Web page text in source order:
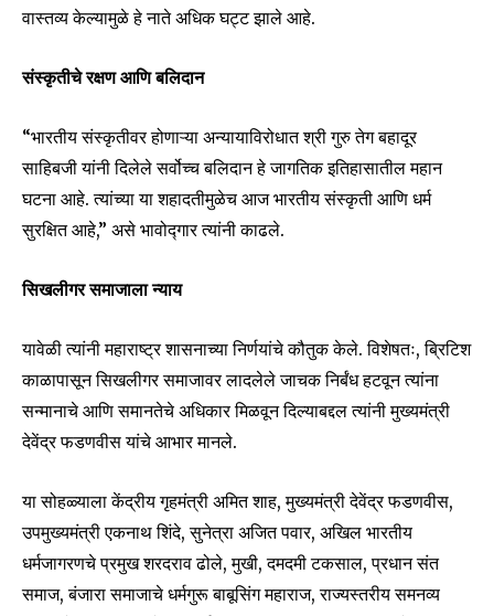
Join our community of
conversation.
To subscribe, simply enter your email address on our website
or click the subscribe button below. Don't worry, we respect
your privacy and won't spam your inbox. Your information is
safe with us.
SUBSCRIBE
वास्तव्य केल्यामुळे हे नाते अधिक घट्ट झाले आहे.
संस्कृतीचे रक्षण आणि बलिदान
“भारतीय संस्कृतीवर होणाऱ्या अन्यायाविरोधात श्री गुरु तेग बहादूर
साहिबजी यांनी दिलेले सर्वोच्च बलिदान हे जागतिक इतिहासातील महान
घटना आहे. त्यांच्या या शहादतीमुळेच आज भारतीय संस्कृती आणि धर्म
सुरक्षित आहे,” असे भावोद्गार त्यांनी काढले.
सिखलीगर समाजाला न्याय
यावेळी त्यांनी महाराष्ट्र शासनाच्या निर्णयांचे कौतुक केले. विशेषतः, ब्रिटिश
काळापासून सिखलीगर समाजावर लादलेले जाचक निर्बंध हटवून त्यांना
सन्मानाचे आणि समानतेचे अधिकार मिळवून दिल्याबद्दल त्यांनी मुख्यमंत्री
देवेंद्र फडणवीस यांचे आभार मानले.
या सोहळ्याला केंद्रीय गृहमंत्री अमित शाह, मुख्यमंत्री देवेंद्र फडणवीस,
उपमुख्यमंत्री एकनाथ शिंदे, सुनेत्रा अजित पवार, अखिल भारतीय
धर्मजागरणचे प्रमुख शरदराव ढोले, मुखी, दमदमी टकसाल, प्रधान संत
समाज, बंजारा समाजाचे धर्मगुरू बाबूसिंग महाराज, राज्यस्तरीय समनव्य